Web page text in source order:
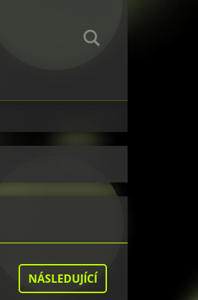
NÁSLEDUJÍCÍ